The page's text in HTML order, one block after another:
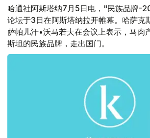
哈通社阿斯塔纳7月5日电，"民族品牌-
论坛于3日在阿斯塔纳拉开帷幕。哈萨克
萨帕儿汗•沃马若夫在会议上表示，马肉
斯坦的民族品牌，走出国门。